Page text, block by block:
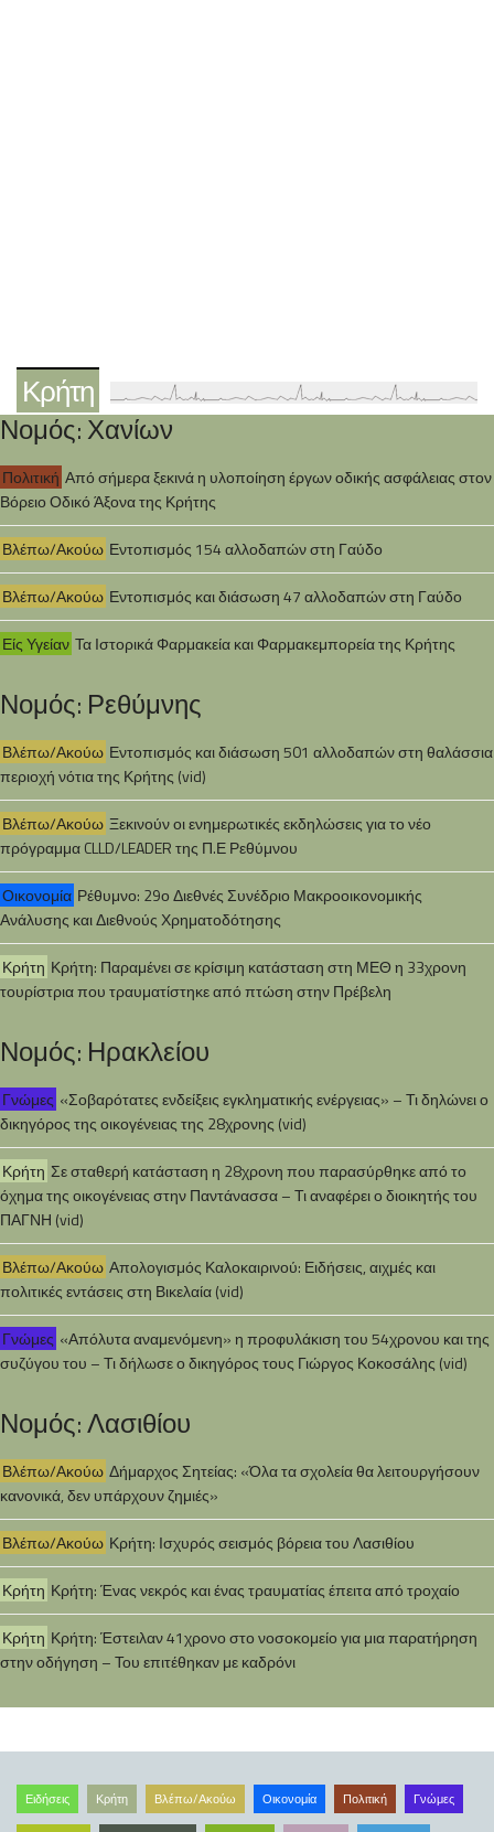
Κρήτη
Νομός: Χανίων
Πολιτική Από σήμερα ξεκινά η υλοποίηση έργων οδικής ασφάλειας στον
Βόρειο Οδικό Άξονα της Κρήτης
Βλέπω/Ακούω Εντοπισμός 154 αλλοδαπών στη Γαύδο
Βλέπω/Ακούω Εντοπισμός και διάσωση 47 αλλοδαπών στη Γαύδο
Είς Υγείαν Τα Ιστορικά Φαρμακεία και Φαρμακεμπορεία της Κρήτης
Νομός: Ρεθύμνης
Βλέπω/Ακούω Εντοπισμός και διάσωση 501 αλλοδαπών στη θαλάσσια
περιοχή νότια της Κρήτης (vid)
Βλέπω/Ακούω Ξεκινούν οι ενημερωτικές εκδηλώσεις για το νέο
πρόγραμμα CLLD/LEADER της Π.Ε Ρεθύμνου
Οικονομία Ρέθυμνο: 29ο Διεθνές Συνέδριο Μακροοικονομικής
Ανάλυσης και Διεθνούς Χρηματοδότησης
Κρήτη Κρήτη: Παραμένει σε κρίσιμη κατάσταση στη ΜΕΘ η 33χρονη
τουρίστρια που τραυματίστηκε από πτώση στην Πρέβελη
Νομός: Ηρακλείου
Γνώμες «Σοβαρότατες ενδείξεις εγκληματικής ενέργειας» – Τι δηλώνει ο
δικηγόρος της οικογένειας της 28χρονης (vid)
Κρήτη Σε σταθερή κατάσταση η 28χρονη που παρασύρθηκε από το
όχημα της οικογένειας στην Παντάνασσα – Τι αναφέρει ο διοικητής του
ΠΑΓΝΗ (vid)
Βλέπω/Ακούω Απολογισμός Καλοκαιρινού: Ειδήσεις, αιχμές και
πολιτικές εντάσεις στη Βικελαία (vid)
Γνώμες «Απόλυτα αναμενόμενη» η προφυλάκιση του 54χρονου και της
συζύγου του – Τι δήλωσε ο δικηγόρος τους Γιώργος Κοκοσάλης (vid)
Νομός: Λασιθίου
Βλέπω/Ακούω Δήμαρχος Σητείας: «Όλα τα σχολεία θα λειτουργήσουν
κανονικά, δεν υπάρχουν ζημιές»
Βλέπω/Ακούω Κρήτη: Ισχυρός σεισμός βόρεια του Λασιθίου
Κρήτη Κρήτη: Ένας νεκρός και ένας τραυματίας έπειτα από τροχαίο
Κρήτη Κρήτη: Έστειλαν 41χρονο στο νοσοκομείο για μια παρατήρηση
στην οδήγηση – Του επιτέθηκαν με καδρόνι
Ειδήσεις Κρήτη Βλέπω/Ακούω Οικονομία Πολιτική Γνώμες